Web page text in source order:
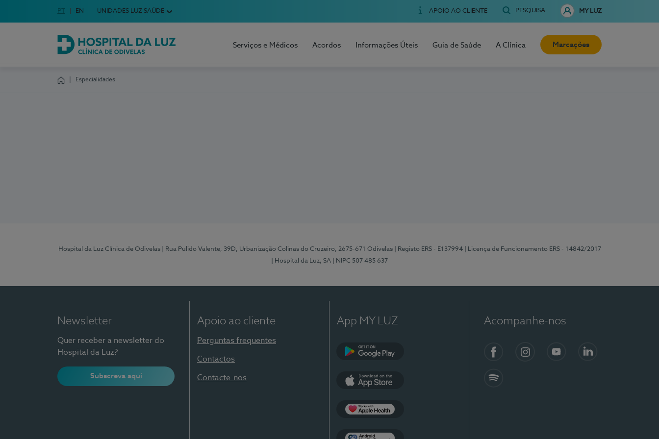
Escolha o seu idioma
Idioma em Português
PT English Language
EN UNIDADES LUZ SAÚDE APOIO AO CLIENTE PESQUISA MY LUZ
Hospital da Luz Clínica de Odivelas
Serviços e Médicos Acordos Informações Úteis Guia de Saúde A Clínica Marcações
Especialidades
Hospital da Luz Clínica de Odivelas | Rua Pulido Valente, 39D, Urbanização Colinas do Cruzeiro, 2675-671 Odivelas | Registo ERS - E137994
| Licença de Funcionamento ERS - 14842/2017
| Hospital da Luz, SA
| NIPC 507 485 637
Newsletter
Quer receber a newsletter do
Hospital da Luz?
Subscreva aqui
Apoio ao cliente
Perguntas frequentes
Contactos
Contacte-nos
App MY LUZ Acompanhe-nos